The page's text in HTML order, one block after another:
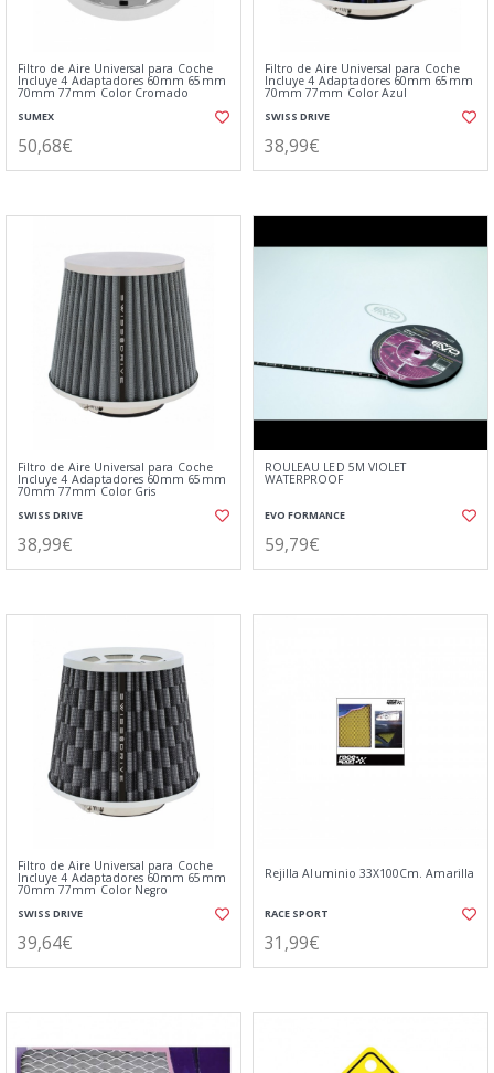
Filtro de Aire Universal para Coche
Incluye 4 Adaptadores 60mm 65mm
70mm 77mm Color Cromado
SUMEX
50,68€
Filtro de Aire Universal para Coche
Incluye 4 Adaptadores 60mm 65mm
70mm 77mm Color Azul
SWISS DRIVE
38,99€
Filtro de Aire Universal para Coche
Incluye 4 Adaptadores 60mm 65mm
70mm 77mm Color Gris
SWISS DRIVE
38,99€
ROULEAU LED 5M VIOLET
WATERPROOF
EVO FORMANCE
59,79€
Filtro de Aire Universal para Coche
Incluye 4 Adaptadores 60mm 65mm
70mm 77mm Color Negro
SWISS DRIVE
39,64€
Rejilla Aluminio 33X100Cm. Amarilla
RACE SPORT
31,99€